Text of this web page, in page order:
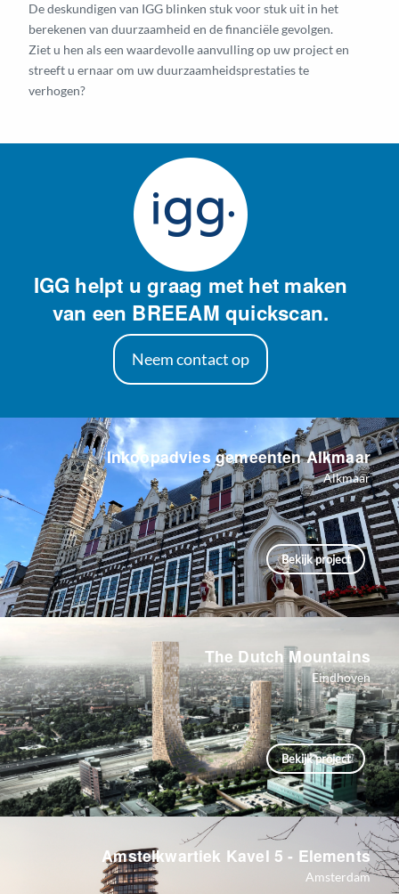
De deskundigen van IGG blinken stuk voor stuk uit in het
berekenen van duurzaamheid en de financiële gevolgen.
Ziet u hen als een waardevolle aanvulling op uw project en
streeft u ernaar om uw duurzaamheidsprestaties te
verhogen?
IGG helpt u graag met het maken
van een BREEAM quickscan.
Neem contact op
Bekijk project
Inkoopadvies gemeenten Alkmaar
Alkmaar
Bekijk project
The Dutch Mountains
Eindhoven
Amstelkwartiek Kavel 5 - Elements
Amsterdam